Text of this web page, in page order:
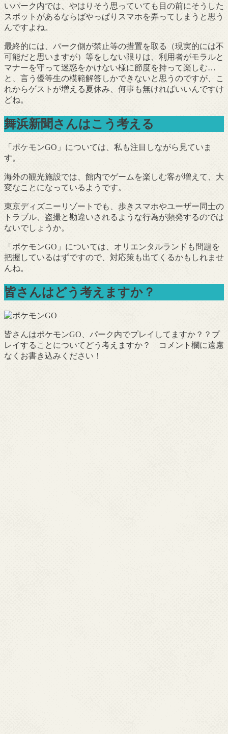
いパーク内では、やはりそう思っていても目の前にそうした
スポットがあるならばやっぱりスマホを弄ってしまうと思う
んですよね。
最終的には、パーク側が禁止等の措置を取る（現実的には不
可能だと思いますが）等をしない限りは、利用者がモラルと
マナーを守って迷惑をかけない様に節度を持って楽しむ…
と、言う優等生の模範解答しかできないと思うのですが、こ
れからゲストが増える夏休み、何事も無ければいいんですけ
どね。
舞浜新聞さんはこう考える
「ポケモンGO」については、私も注目しながら見ていま
す。
海外の観光施設では、館内でゲームを楽しむ客が増えて、大
変なことになっているようです。
東京ディズニーリゾートでも、歩きスマホやユーザー同士の
トラブル、盗撮と勘違いされるような行為が頻発するのでは
ないでしょうか。
「ポケモンGO」については、オリエンタルランドも問題を
把握しているはずですので、対応策も出てくるかもしれませ
んね。
皆さんはどう考えますか？
皆さんはポケモンGO、パーク内でプレイしてますか？？プ
レイすることについてどう考えますか？ コメント欄に遠慮
なくお書き込みください！